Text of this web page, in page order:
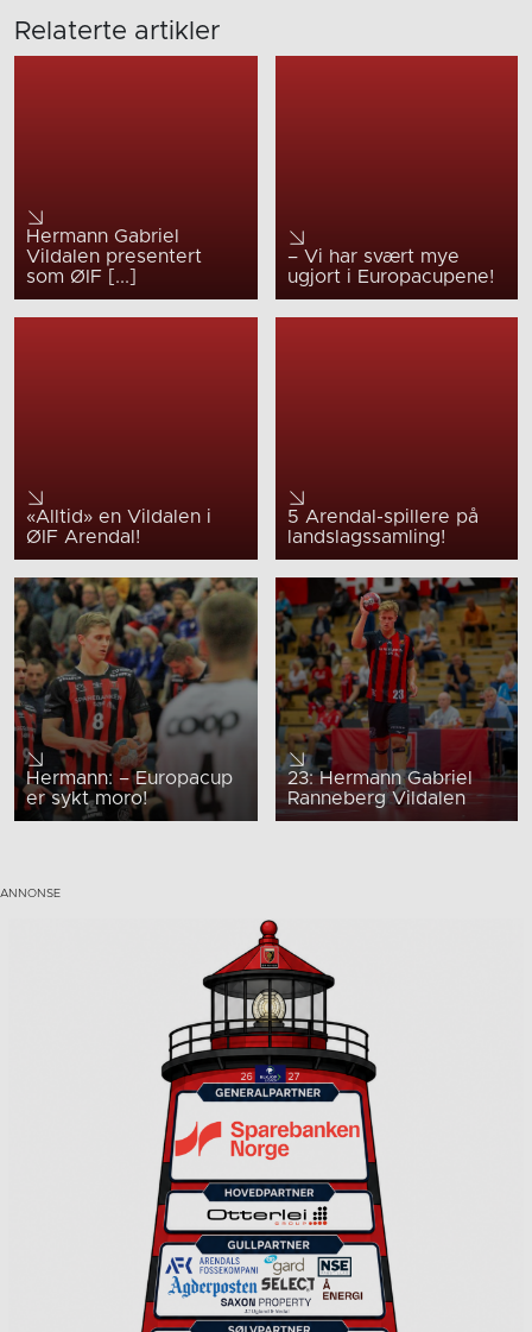
Relaterte artikler
Hermann Gabriel
Vildalen presentert
som ØIF [...]
– Vi har svært mye
ugjort i Europacupene!
«Alltid» en Vildalen i
ØIF Arendal!
5 Arendal-spillere på
landslagssamling!
Hermann: – Europacup
er sykt moro!
23: Hermann Gabriel
Ranneberg Vildalen